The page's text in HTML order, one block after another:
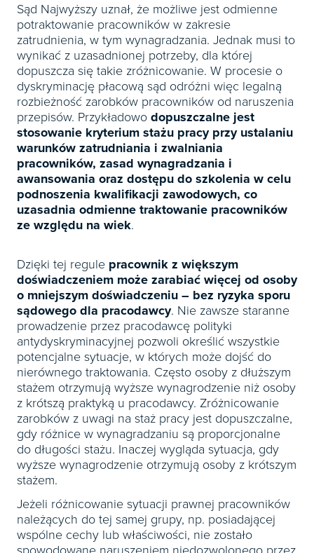
Sąd Najwyższy uznał, że możliwe jest odmienne
potraktowanie pracowników w zakresie
zatrudnienia, w tym wynagradzania. Jednak musi to
wynikać z uzasadnionej potrzeby, dla której
dopuszcza się takie zróżnicowanie. W procesie o
dyskryminację płacową sąd odróżni więc legalną
rozbieżność zarobków pracowników od naruszenia
przepisów. Przykładowo dopuszczalne jest
stosowanie kryterium stażu pracy przy ustalaniu
warunków zatrudniania i zwalniania
pracowników, zasad wynagradzania i
awansowania oraz dostępu do szkolenia w celu
podnoszenia kwalifikacji zawodowych, co
uzasadnia odmienne traktowanie pracowników
ze względu na wiek.
Dzięki tej regule pracownik z większym
doświadczeniem może zarabiać więcej od osoby
o mniejszym doświadczeniu – bez ryzyka sporu
sądowego dla pracodawcy. Nie zawsze staranne
prowadzenie przez pracodawcę polityki
antydyskryminacyjnej pozwoli określić wszystkie
potencjalne sytuacje, w których może dojść do
nierównego traktowania. Często osoby z dłuższym
stażem otrzymują wyższe wynagrodzenie niż osoby
z krótszą praktyką u pracodawcy. Zróżnicowanie
zarobków z uwagi na staż pracy jest dopuszczalne,
gdy różnice w wynagradzaniu są proporcjonalne
do długości stażu. Inaczej wygląda sytuacja, gdy
wyższe wynagrodzenie otrzymują osoby z krótszym
stażem.
Jeżeli różnicowanie sytuacji prawnej pracowników
należących do tej samej grupy, np. posiadającej
wspólne cechy lub właściwości, nie zostało
spowodowane naruszeniem niedozwolonego przez